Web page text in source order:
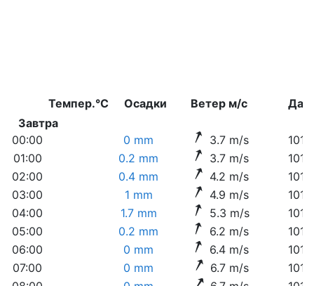
Темпер.°C Осадки Ветер м/с
Завтра
00:00
0 mm 3.7 m/s
01:00
0.2 mm 3.7 m/s
02:00
0.4 mm 4.2 m/s
03:00
1 mm 4.9 m/s
04:00
1.7 mm 5.3 m/s
05:00
0.2 mm 6.2 m/s
06:00
0 mm 6.4 m/s
07:00
0 mm 6.7 m/s